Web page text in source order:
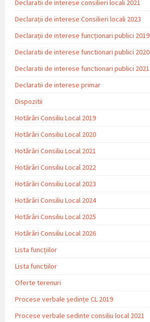
Declaratii de interese consilieri locali 2021
Declarații de interese Consilieri locali 2023
Declarații de interese funcționari publici 2019
Declaratii de interese functionari publici 2020
Declaratii de interese functionari publici 2021
Declaratii de interese primar
Dispozitii
Hotărâri Consiliu Local 2019
Hotărâri Consiliu Local 2020
Hotărâri Consiliu Local 2021
Hotărâri Consiliu Local 2022
Hotărâri Consiliu Local 2023
Hotărâri Consiliu Local 2024
Hotărâri Consiliu Local 2025
Hotărâri Consiliu Local 2026
Lista funcțiilor
Lista functiilor
Oferte terenuri
Procese verbale ședințe CL 2019
Procese verbale sedinte consiliu local 2021